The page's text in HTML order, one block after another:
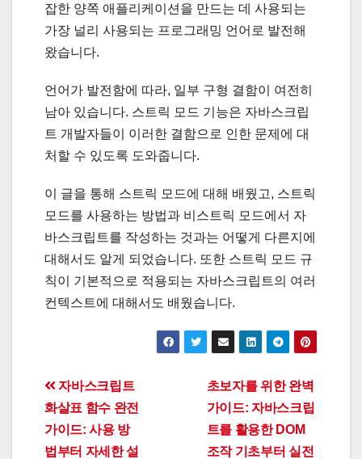
잡한 양쪽 애플리케이션을 만드는 데 사용되는
가장 널리 사용되는 프로그래밍 언어로 발전해
왔습니다.
언어가 발전함에 따라, 일부 구형 결함이 여전히
남아 있습니다. 스트릭 모드 기능은 자바스크립
트 개발자들이 이러한 결함으로 인한 문제에 대
처할 수 있도록 도와줍니다.
이 글을 통해 스트릭 모드에 대해 배웠고, 스트릭
모드를 사용하는 방법과 비스트릭 모드에서 자
바스크립트를 작성하는 것과는 어떻게 다른지에
대해서도 알게 되었습니다. 또한 스트릭 모드 규
칙이 기본적으로 적용되는 자바스크립트의 여러
컨텍스트에 대해서도 배웠습니다.
Post
navigation
초보자를 위한 완벽
가이드: 자바스크립
트를 활용한 DOM
조작 기초부터 실전
자바스크립트
화살표 함수 완전
가이드: 사용 방
법부터 자세한 설